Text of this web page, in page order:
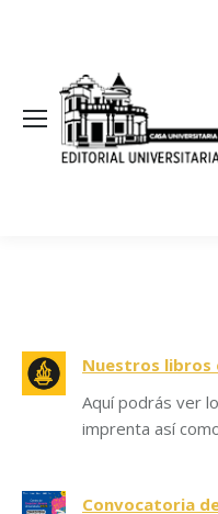
Nuestros libros
Aquí podrás ver
imprenta así
Convocatoria